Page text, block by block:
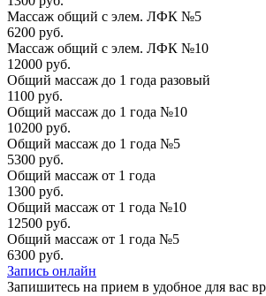
Массаж общий с элем. ЛФК №5
6200 руб.
Массаж общий с элем. ЛФК №10
12000 руб.
Общий массаж до 1 года разовый
1100 руб.
Общий массаж до 1 года №10
10200 руб.
Общий массаж до 1 года №5
5300 руб.
Общий массаж от 1 года
1300 руб.
Общий массаж от 1 года №10
12500 руб.
Общий массаж от 1 года №5
6300 руб.
Запись онлайн
Запишитесь на прием в удобное для вас